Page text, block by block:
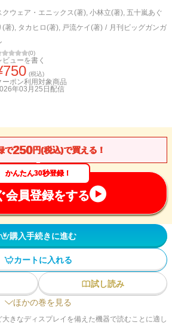
クウェア・エニックス(著), 小林立(著), 五十嵐あぐ
(著), タカヒロ(著), 戸流ケイ(著) / 月刊ビッグガンガ
(0)
ビューを書く
750 (税込)
ーポン利用対象商品
年03月25日 配信
で250円(税込)で買える！
かんたん30秒登録！
会員登録をする
購入手続きに進む
カートに入れる
試し読み
ほかの巻を見る
きなディスプレイを備えた機器で読むことに適し